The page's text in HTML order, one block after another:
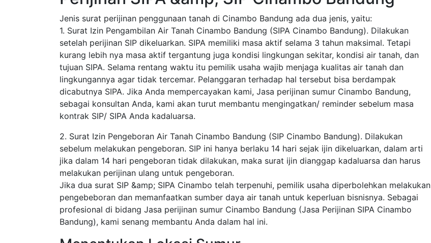
Jenis surat perijinan penggunaan tanah di Cinambo Bandung ada dua jenis, yaitu:
1. Surat Izin Pengambilan Air Tanah Cinambo Bandung (SIPA Cinambo Bandung). Dilakukan
setelah perijinan SIP dikeluarkan. SIPA memiliki masa aktif selama 3 tahun maksimal. Tetapi
kurang lebih nya masa aktif tergantung juga kondisi lingkungan sekitar, kondisi air tanah, dan
tujuan SIPA. Selama rentang waktu itu pemilik usaha wajib menjaga kualitas air tanah dan
lingkungannya agar tidak tercemar. Pelanggaran terhadap hal tersebut bisa berdampak
dicabutnya SIPA. Jika Anda mempercayakan kami, Jasa perijinan sumur Cinambo Bandung,
sebagai konsultan Anda, kami akan turut membantu mengingatkan/ reminder sebelum masa
kontrak SIP/ SIPA Anda kadaluarsa.
2. Surat Izin Pengeboran Air Tanah Cinambo Bandung (SIP Cinambo Bandung). Dilakukan
sebelum melakukan pengeboran. SIP ini hanya berlaku 14 hari sejak ijin dikeluarkan, dalam arti
jika dalam 14 hari pengeboran tidak dilakukan, maka surat ijin dianggap kadaluarsa dan harus
melakukan perijinan ulang untuk pengeboran.
Jika dua surat SIP &amp; SIPA Cinambo telah terpenuhi, pemilik usaha diperbolehkan melakukan
pengebeboran dan memanfaatkan sumber daya air tanah untuk keperluan bisnisnya. Sebagai
profesional di bidang Jasa perijinan sumur Cinambo Bandung (Jasa Perijinan SIPA Cinambo
Bandung), kami senang membantu Anda dalam hal ini.